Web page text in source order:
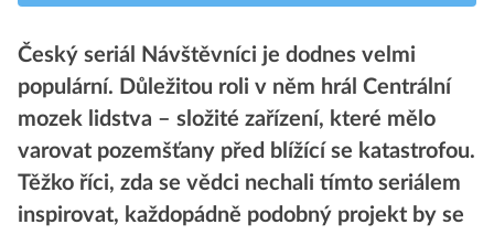
Český seriál Návštěvníci je dodnes velmi
populární. Důležitou roli v něm hrál Centrální
mozek lidstva – složité zařízení, které mělo
varovat pozemšťany před blížící se katastrofou.
Těžko říci, zda se vědci nechali tímto seriálem
inspirovat, každopádně podobný projekt by se